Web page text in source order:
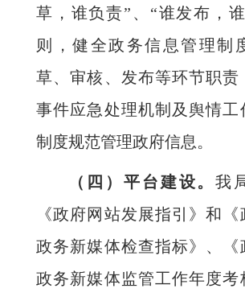
草，谁负责”、“谁发布，
则，健全政务信息管理制
草、审核、发布等环节职责
事件应急处理机制及舆情工
制度规范管理政府信息。
（四）平台建设。我
《政府网站发展指引》和
政务新媒体检查指标》、《
政务新媒体监管工作年度考